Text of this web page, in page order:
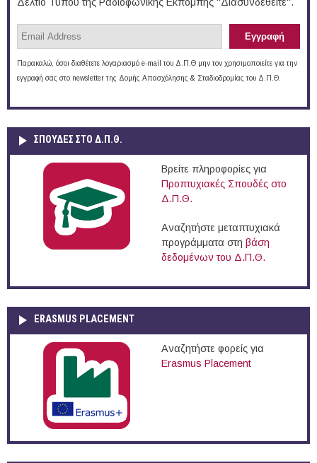
Παρακαλώ, όσοι διαθέτετε λογαριασμό e-mail του Δ.Π.Θ μην τον χρησιμοποιείτε για την
εγγραφή σας στο newsletter της Δομής Απασχόλησης & Σταδιοδρομίας του Δ.Π.Θ.
ΣΠΟΥΔΈΣ ΣΤΟ Δ.Π.Θ.
Βρείτε πληροφορίες για
Προπτυχιακές Σπουδές στο
Δ.Π.Θ.
Αναζητήστε μεταπτυχιακά
προγράμματα στη βάση
δεδομένων του Δ.Π.Θ.
ERASMUS PLACEMENT
Αναζητήστε φορείς για
Erasmus Placement